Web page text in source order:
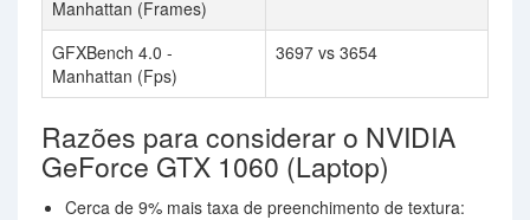
Manhattan (Frames)
GFXBench 4.0 -
Manhattan (Fps)
3697 vs 3654
Razões para considerar o NVIDIA
GeForce GTX 1060 (Laptop)
Cerca de 9% mais taxa de preenchimento de textura: